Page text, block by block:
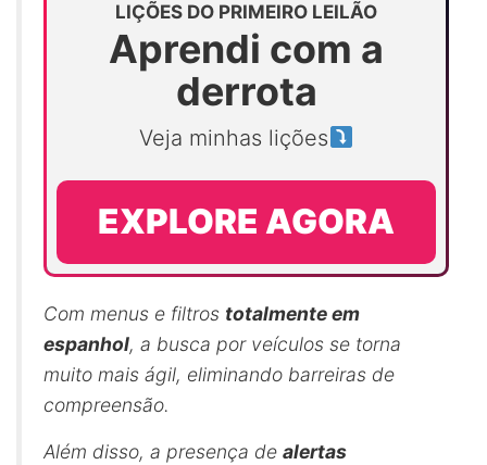
LIÇÕES DO PRIMEIRO LEILÃO
Aprendi com a
derrota
Veja minhas lições
EXPLORE AGORA
Com menus e filtros totalmente em
espanhol, a busca por veículos se torna
muito mais ágil, eliminando barreiras de
compreensão.
Além disso, a presença de alertas